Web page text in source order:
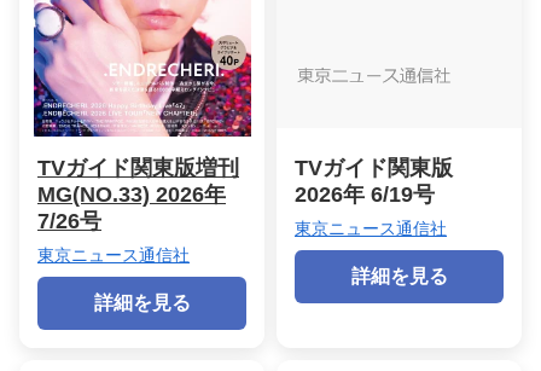
TVガイド関東版増刊
MG(NO.33) 2026年
7/26号
東京ニュース通信社
詳細を見る
TVガイド関東版
2026年 6/19号
東京ニュース通信社
詳細を見る